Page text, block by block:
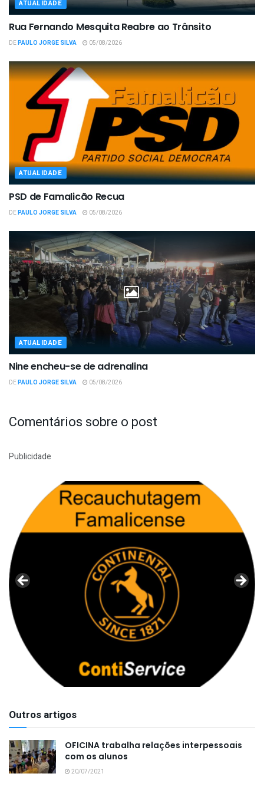
ATUALIDADE
Rua Fernando Mesquita Reabre ao Trânsito
DEPAULO JORGE SILVA 05/08/2026
ATUALIDADE
PSD de Famalicão Recua
DEPAULO JORGE SILVA 05/08/2026
ATUALIDADE
Nine encheu-se de adrenalina
DEPAULO JORGE SILVA 05/08/2026
Comentários sobre o post
Publicidade
Outros artigos
OFICINA trabalha relações interpessoais
com os alunos
20/07/2021